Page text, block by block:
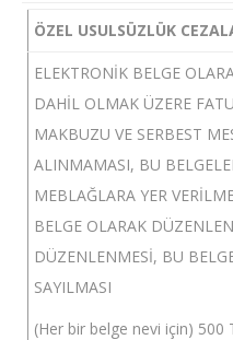
ÖZEL USULSÜZLÜK
ELEKTRONİK BELGE
DAHİL OLMAK ÜZERE
MAKBUZU VE SERBEST
ALINMAMASI, BU
MEBLAĞLARA YER
BELGE OLARAK
DÜZENLENMESİ, BU
SAYILMASI
(Her bir belge nevi için) 500